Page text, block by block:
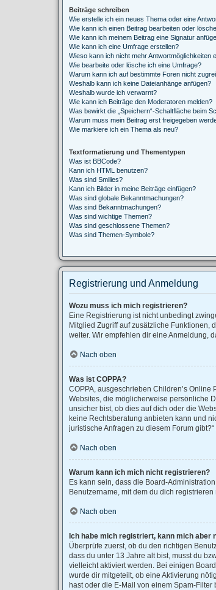
Beiträge schreiben
Wie erstelle ich ein neues Thema oder eine
Wie kann ich einen Beitrag bearbeiten oder
Wie kann ich meinem Beitrag eine Signatur
Wie kann ich eine Umfrage erstellen?
Wieso kann ich nicht mehr Antwortmöglichkeiten
Wie bearbeite oder lösche ich eine Umfrage?
Warum kann ich auf bestimmte Foren nicht
Weshalb kann ich keine Dateianhänge anfügen?
Weshalb wurde ich verwarnt?
Wie kann ich Beiträge den Moderatoren melden?
Was bewirkt die „Speichern“-Schaltfläche beim
Warum muss mein Beitrag erst freigegeben
Wie markiere ich ein Thema als neu?
Textformatierung und Thementypen
Was ist BBCode?
Kann ich HTML benutzen?
Was sind Smilies?
Kann ich Bilder in meine Beiträge einfügen?
Was sind globale Bekanntmachungen?
Was sind Bekanntmachungen?
Was sind wichtige Themen?
Was sind geschlossene Themen?
Was sind Themen-Symbole?
Registrierung und Anmeldung
Wozu muss ich mich registrieren?
Eine Registrierung ist nicht unbedingt
Mitglied Zugriff auf zusätzliche Funktionen,
weiter. Wir empfehlen dir eine Anmeldung,
Nach oben
Was ist COPPA?
COPPA, ausgeschrieben Children’s
Websites, die möglicherweise persönliche
unsicher bist, ob dies auf dich oder die
keine Rechtsberatung anbieten kann und
juristische Anfragen zu diesem Forum
Nach oben
Warum kann ich mich nicht registrieren?
Es kann sein, dass die Board-
Benutzername, mit dem du dich
Nach oben
Ich habe mich registriert, kann mich aber
Überprüfe zuerst, ob du den richtigen
dass du unter 13 Jahre alt bist, musst du
vielleicht aktiviert werden. Bei einigen
wurde dir mitgeteilt, ob eine Aktivierung
hast oder die E-Mail von einem Spam-